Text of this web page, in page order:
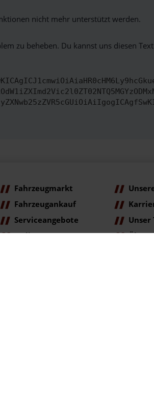
nicht mehr unterstützt werden.
zu beheben. Du kannst uns diesen
Fahrzeugmarkt
Fahrzeugankauf
Serviceangebote
Online
Unser
Über